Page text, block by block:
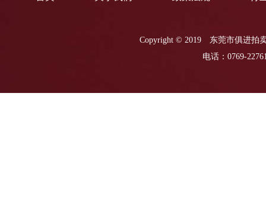
Copyright © 2019 东莞市俱进
电话：0769-